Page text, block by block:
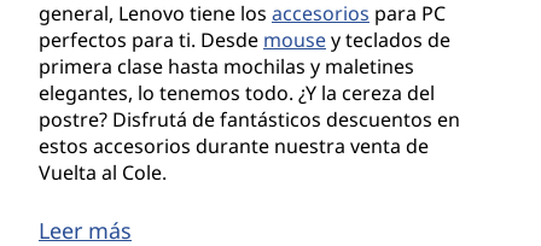
general, Lenovo tiene los accesorios para PC
perfectos para ti. Desde mousey teclados de
primera clase hasta mochilas y maletines
elegantes, lo tenemos todo. ¿Y la cereza del
postre? Disfrutá de fantásticos descuentos en
estos accesorios durante nuestra venta de
Vuelta al Cole.
Leer más